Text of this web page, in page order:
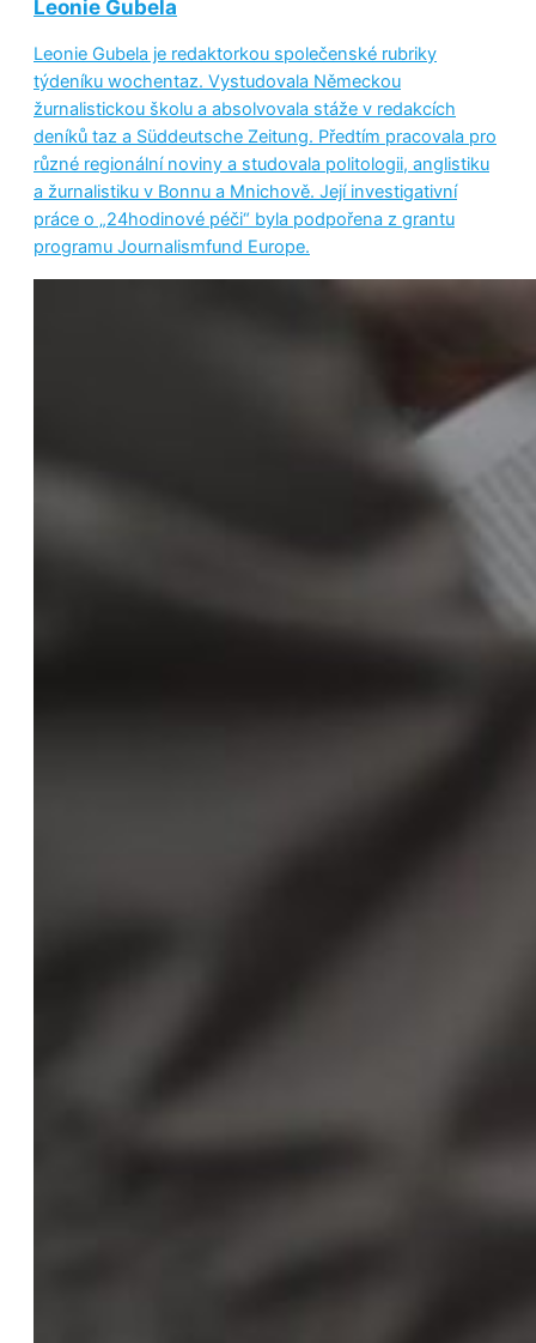
Leonie Gubela
Leonie Gubela je redaktorkou společenské rubriky
týdeníku wochentaz. Vystudovala Německou
žurnalistickou školu a absolvovala stáže v redakcích
deníků taz a Süddeutsche Zeitung. Předtím pracovala pro
různé regionální noviny a studovala politologii, anglistiku
a žurnalistiku v Bonnu a Mnichově. Její investigativní
práce o „24hodinové péči“ byla podpořena z grantu
programu Journalismfund Europe.